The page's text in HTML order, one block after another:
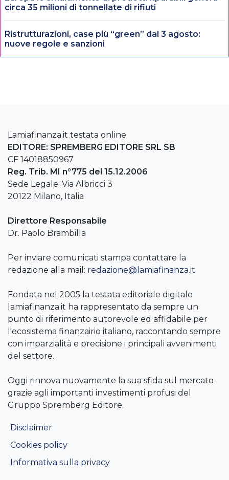
circa 35 milioni di tonnellate di rifiuti
Ristrutturazioni, case più “green” dal 3 agosto:
nuove regole e sanzioni
Lamiafinanza.it testata online
EDITORE: SPREMBERG EDITORE SRL SB
CF 14018850967
Reg. Trib. MI n°775 del 15.12.2006
Sede Legale: Via Albricci 3
20122 Milano, Italia
Direttore Responsabile
Dr. Paolo Brambilla
Per inviare comunicati stampa contattare la
redazione alla mail: redazione@lamiafinanza.it
Fondata nel 2005 la testata editoriale digitale
lamiafinanza.it ha rappresentato da sempre un
punto di riferimento autorevole ed affidabile per
l'ecosistema finanzairio italiano, raccontando sempre
con imparzialità e precisione i principali avvenimenti
del settore.
Oggi rinnova nuovamente la sua sfida sul mercato
grazie agli importanti investimenti profusi del
Gruppo Spremberg Editore.
Disclaimer
Cookies policy
Informativa sulla privacy